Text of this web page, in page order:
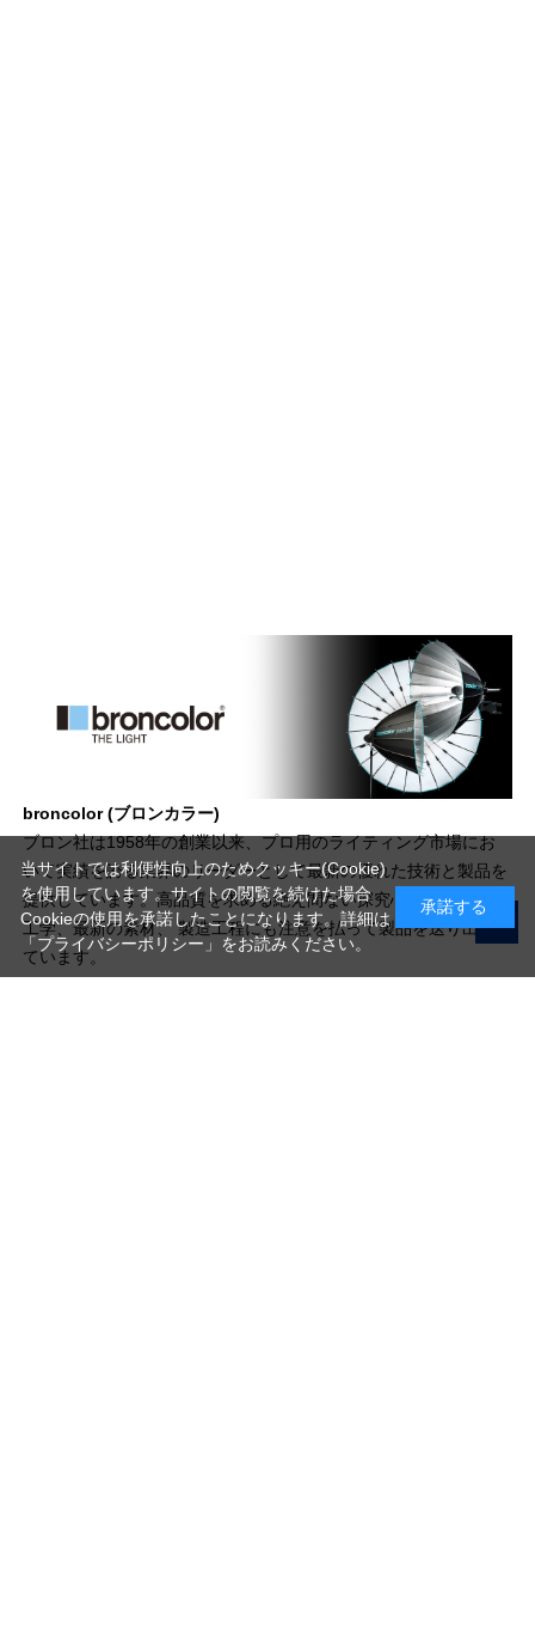
broncolor (ブロンカラー)
ブロン社は1958年の創業以来、プロ用のライティング市場にお
いて実績を誇る業界のリーダーとして最新の優れた技術と製品を
提供しています。高品質を求める絶え間ない探究心は、常に電気
工学、最新の素材、 製造工程にも注意を払って製品を送り出し
ています。
当サイトでは利便性向上のためクッキー(Cookie)
を使用しています。サイトの閲覧を続けた場合
Cookieの使用を承諾したことになります。詳細は
「プライバシーポリシー」 をお読みください。
承諾する